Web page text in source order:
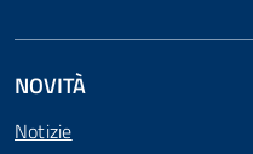
NOVITÀ
Notizie